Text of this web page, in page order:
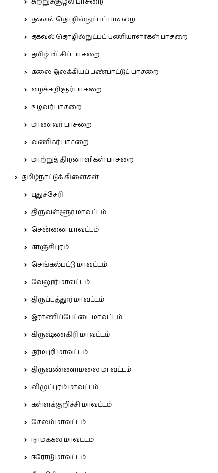
தகவல் தொழில்நுட்பப் பாசறை.
தகவல் தொழில்நுட்பப் பணியாளர்கள் பாசறை
தமிழ் மீட்சிப் பாசறை
கலை இலக்கியப் பண்பாட்டுப் பாசறை
வழக்கறிஞர் பாசறை
உழவர் பாசறை
மாணவர் பாசறை
வணிகர் பாசறை
மாற்றுத் திறனாளிகள் பாசறை
தமிழ்நாட்டுக் கிளைகள்
புதுச்சேரி
திருவள்ளூர் மாவட்டம்
சென்னை மாவட்டம்
காஞ்சிபுரம்
செங்கல்பட்டு மாவட்டம்
வேலூர் மாவட்டம்
திருப்பத்தூர் மாவட்டம்
இராணிப்பேட்டை மாவட்டம்
கிருஷ்ணகிரி மாவட்டம்
தர்மபுரி மாவட்டம்
திருவண்ணாமலை மாவட்டம்
விழுப்புரம் மாவட்டம்
கள்ளக்குறிச்சி மாவட்டம்
சேலம் மாவட்டம்
நாமக்கல் மாவட்டம்
ஈரோடு மாவட்டம்